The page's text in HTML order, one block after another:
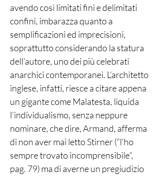
avendo così limitati fini e delimitati
confini, imbarazza quanto a
semplificazioni ed imprecisioni,
soprattutto considerando la statura
dell’autore, uno dei più celebrati
anarchici contemporanei. L’architetto
inglese, infatti, riesce a citare appena
un gigante come Malatesta, liquida
l’individualismo, senza neppure
nominare, che dire, Armand, afferma
di non aver mai letto Stirner (“l’ho
sempre trovato incomprensibile”,
pag. 79) ma di averne un pregiudizio